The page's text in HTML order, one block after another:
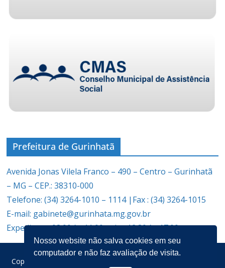
Prefeitura de Gurinhatã
Avenida Jonas Vilela Franco – 490 – Centro – Gurinhatã
– MG – CEP.: 38310-000
Telefone: (34) 3264-1010 – 1114 |Fax : (34) 3264-1015
E-mail: gabinete@gurinhata.mg.gov.br
Expediente: 08:00 às 11:00 e das 12:30 às 17:00
Copyright © 2026
Nosso website não salva cookies em seu
computador e não faz avaliação de visita.